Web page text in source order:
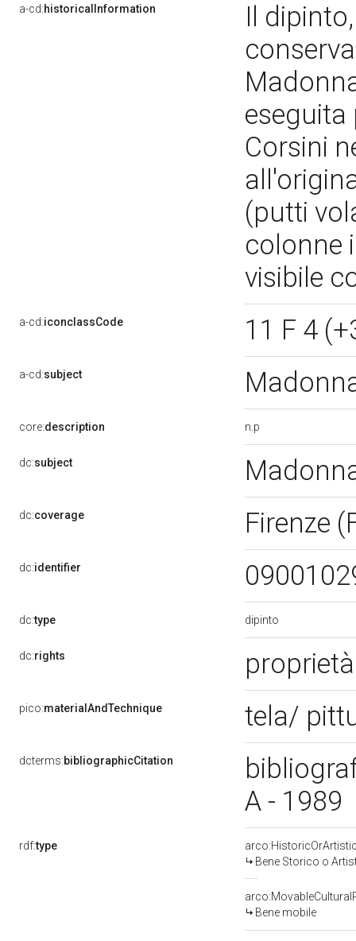
a-cd:historicalInformation
Il
eseguita
Corsini
(putti
colonne
visibile
a-cd:iconclassCode 11 F 4
a-cd:subject
core:description n.p
dc:subject
dc:coverage Firenze
dc:identifier
dc:type dipinto
dc:rights
pico:materialAndTechnique tela/
dcterms:bibliographicCitation
A - 1989
rdf:type
Bene Storico o
Bene mobile